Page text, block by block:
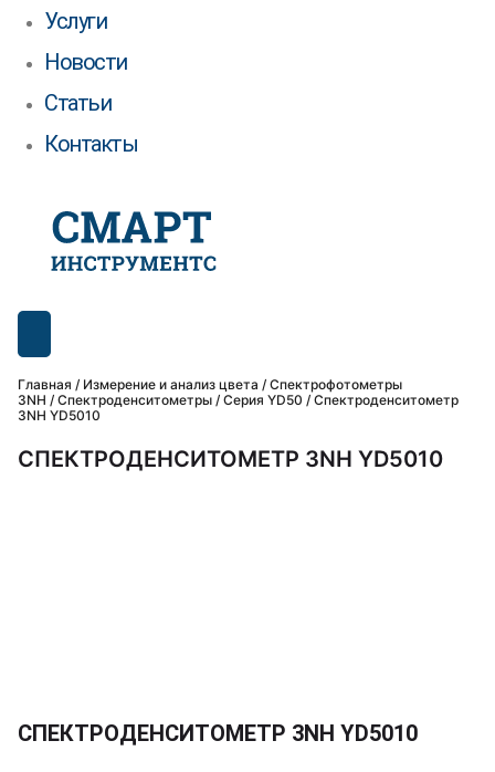
Услуги
Новости
Статьи
Контакты
Главная / Измерение и анализ цвета / Спектрофотометры
3NH / Спектроденситометры / Серия YD50 / Спектроденситометр
3NH YD5010
СПЕКТРОДЕНСИТОМЕТР 3NH YD5010
СПЕКТРОДЕНСИТОМЕТР 3NH YD5010